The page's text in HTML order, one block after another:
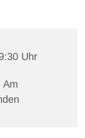
Uhr
Am